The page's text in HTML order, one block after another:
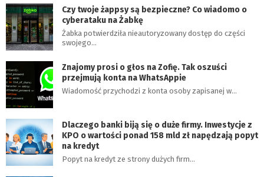
Czy twoje żappsy są bezpieczne? Co wiadomo o
cyberataku na Żabkę
Żabka potwierdziła nieautoryzowany dostęp do części
swojego…
Znajomy prosi o głos na Zofię. Tak oszuści
przejmują konta na WhatsAppie
Wiadomość przychodzi z konta osoby zapisanej w…
Dlaczego banki biją się o duże firmy. Inwestycje z
KPO o wartości ponad 158 mld zł napędzają popyt
na kredyt
Popyt na kredyt ze strony dużych firm…